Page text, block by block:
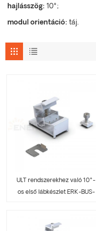
hajlásszög: 10°;
modul orientáció: táj.
ULT rendszerekhez való 10°-
os első lábkészlet ERK-BUS-